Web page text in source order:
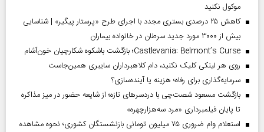
موکول نکنید
کاهش ۲۵ درصدی بستری مجدد با اجرای طرح «پرستار پیگیر» | شناسایی
بیش از ۳۰۰۰ مورد جدید سرطان در خانواده بیماران
Castlevania: Belmont’s Curse؛ بازگشت باشکوه شکارچیان خون‌آشام
روی هر لینکی کلیک نکنید، دام کلاهبرداران سایبری همین‌جاست
سرمایه‌گذاری برای رفاه؛ هزینه یا آینده‌سازی؟
بازگشت مسعود شصت‌چی با دردسر‌های تازه؛ از شایعه حضور در میز مذاکره
تا پایان فیلمبرداری «مرد سه‌هزارچهره»
استعلام وام ضروری ۷۵ میلیون تومانی بازنشستگان کشوری؛ نحوه مشاهده